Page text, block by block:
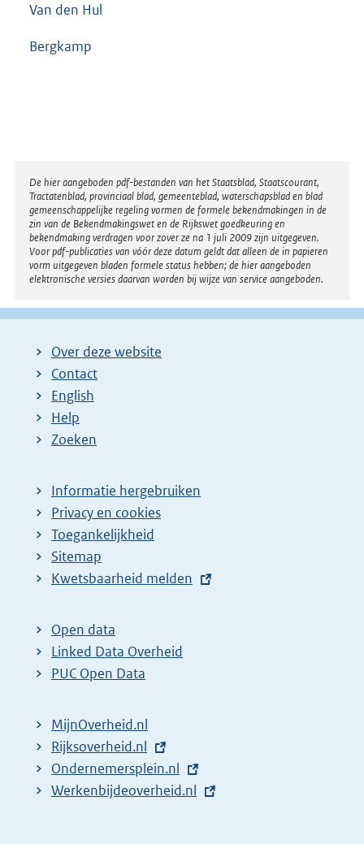
Van den Hul
Bergkamp
Disclaimer
De hier aangeboden pdf-bestanden van het Staatsblad, Staatscourant,
Tractatenblad, provinciaal blad, gemeenteblad, waterschapsblad en blad
gemeenschappelijke regeling vormen de formele bekendmakingen in de
zin van de Bekendmakingswet en de Rijkswet goedkeuring en
bekendmaking verdragen voor zover ze na 1 juli 2009 zijn uitgegeven.
Voor pdf-publicaties van vóór deze datum geldt dat alleen de in papieren
vorm uitgegeven bladen formele status hebben; de hier aangeboden
elektronische versies daarvan worden bij wijze van service aangeboden.
Over deze website
Contact
English
Help
Zoeken
Informatie hergebruiken
Privacy en cookies
Toegankelijkheid
Sitemap
E
t
e
r
l
i
n
k
Kwetsbaarheid melden
Open data
Linked Data Overheid
PUC Open Data
MijnOverheid.nl
E
x
t
Rijksoverheid.nl
E
x
Ondernemersplein.nl
E
Werkenbijdeoverheid.nl